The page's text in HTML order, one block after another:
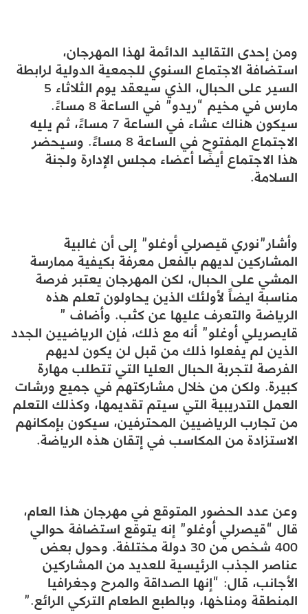
ومن إحدى التقاليد الدائمة لهذا المهرجان،
استضافة الاجتماع السنوي للجمعية الدولية لرابطة
السير على الحبال، الذي سيعقد يوم الثلاثاء 5
مارس في مخيم “ريدو” في الساعة 8 مساءً.
سيكون هناك عشاء في الساعة 7 مساءً، ثم يليه
الاجتماع المفتوح في الساعة 8 مساءً. وسيحضر
هذا الاجتماع أيضًا أعضاء مجلس الإدارة ولجنة
السلامة.
وأشار”نوري قيصرلي أوغلو” إلى أن غالبية
المشاركين لديهم بالفعل معرفة بكيفية ممارسة
المشي على الحبال، لكن المهرجان يعتبر فرصة
مناسبة ايضاً لأولئك الذين يحاولون تعلم هذه
الرياضة والتعرف عليها عن كثب. وأضاف ”
قايصريلي أوغلو” أنه مع ذلك، فإن الرياضيين الجدد
الذين لم يفعلوا ذلك من قبل لن يكون لديهم
الفرصة لتجربة الحبال العليا التي تتطلب مهارة
كبيرة. ولكن من خلال مشاركتهم في جميع ورشات
العمل التدريبية التي سيتم تقديمها، وكذلك التعلم
من تجارب الرياضيين المحترفين، سيكون بإمكانهم
الاستزادة من المكاسب في إتقان هذه الرياضة.
وعن عدد الحضور المتوقع في مهرجان هذا العام،
قال “قيصرلي أوغلو” إنه يتوقع استضافة حوالي
400 شخص من 30 دولة مختلفة. وحول بعض
عناصر الجذب الرئيسية للعديد من المشاركين
الأجانب، قال: “إنها الصداقة والمرح وجغرافيا
المنطقة ومناخها، وبالطبع الطعام التركي الرائع.”